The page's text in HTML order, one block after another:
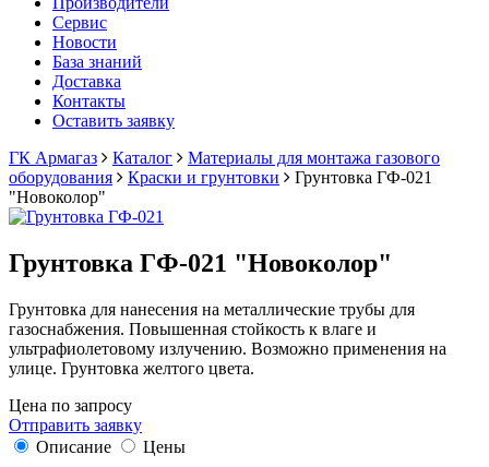
Сервис
Новости
База знаний
Доставка
Контакты
Оставить заявку
ГК Армагаз
Каталог
Материалы для монтажа газового
оборудования
Краски и грунтовки
Грунтовка ГФ-021
"Новоколор"
Грунтовка ГФ-021 "Новоколор"
Грунтовка для нанесения на металлические трубы для
газоснабжения. Повышенная стойкость к влаге и
ультрафиолетовому излучению. Возможно применения на
улице. Грунтовка желтого цвета.
Цена по запросу
Отправить заявку
Описание
Цены